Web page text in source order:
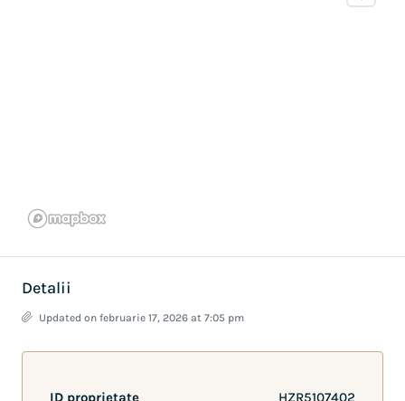
Detalii
Updated on februarie 17, 2026 at 7:05 pm
ID proprietate HZR5107402